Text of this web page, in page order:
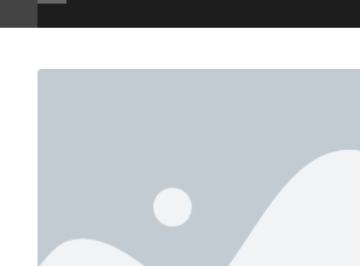
Toggle
mobile